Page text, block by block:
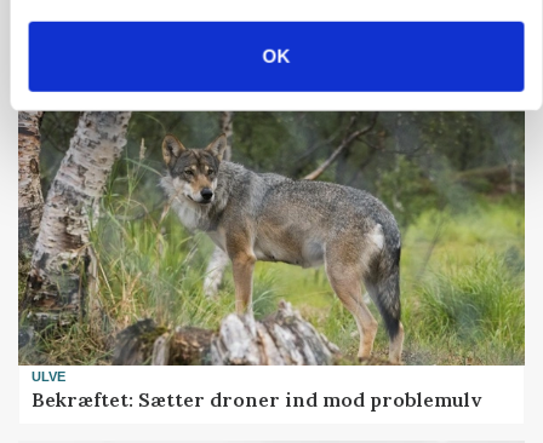
OK
Uændret notering: Spæde lyspunkter i fortsat
ULVE
Bekræftet: Sætter droner ind mod problemulv